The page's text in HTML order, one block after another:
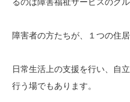
障害者の方たちが、１つの住
日常生活上の支援を行い、自
行う場でもあります。